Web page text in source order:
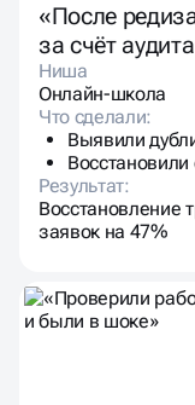
«После
за счёт
Ниша
Онлайн-школа
Что сделали:
Выявили
Восстановили
Результат:
Восстановление
заявок на 47%